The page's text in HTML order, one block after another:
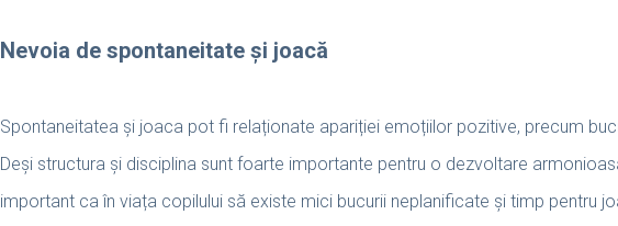
Nevoia de spontaneitate și joacă
Spontaneitatea și joaca pot fi relaționate apariției emoțiilor pozitive, precum
Deși structura și disciplina sunt foarte importante pentru o dezvoltare
important ca în viața copilului să existe mici bucurii neplanificate și timp pentru